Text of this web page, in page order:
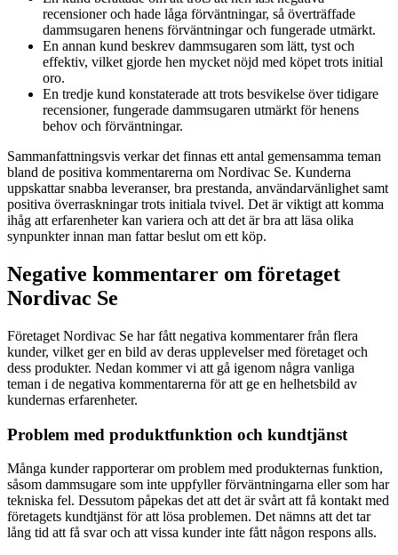
recensioner och hade låga förväntningar, så överträffade
dammsugaren henens förväntningar och fungerade utmärkt.
En annan kund beskrev dammsugaren som lätt, tyst och
effektiv, vilket gjorde hen mycket nöjd med köpet trots initial
oro.
En tredje kund konstaterade att trots besvikelse över tidigare
recensioner, fungerade dammsugaren utmärkt för henens
behov och förväntningar.
Sammanfattningsvis verkar det finnas ett antal gemensamma teman
bland de positiva kommentarerna om Nordivac Se. Kunderna
uppskattar snabba leveranser, bra prestanda, användarvänlighet samt
positiva överraskningar trots initiala tvivel. Det är viktigt att komma
ihåg att erfarenheter kan variera och att det är bra att läsa olika
synpunkter innan man fattar beslut om ett köp.
Negative kommentarer om företaget
Nordivac Se
Företaget Nordivac Se har fått negativa kommentarer från flera
kunder, vilket ger en bild av deras upplevelser med företaget och
dess produkter. Nedan kommer vi att gå igenom några vanliga
teman i de negativa kommentarerna för att ge en helhetsbild av
kundernas erfarenheter.
Problem med produktfunktion och kundtjänst
Många kunder rapporterar om problem med produkternas funktion,
såsom dammsugare som inte uppfyller förväntningarna eller som har
tekniska fel. Dessutom påpekas det att det är svårt att få kontakt med
företagets kundtjänst för att lösa problemen. Det nämns att det tar
lång tid att få svar och att vissa kunder inte fått någon respons alls.